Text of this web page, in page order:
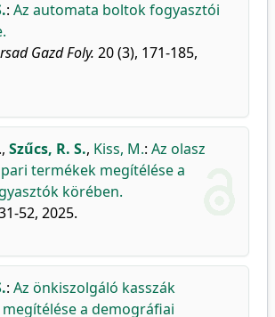
: Az automata boltok fogyasztói
Gazd Foly. 20 (3), 171-185,
, Szűcs, R. S., Kiss, M.: Az olasz
termékek megítélése a
körében.
52, 2025.
: Az önkiszolgáló kasszák
a demográfiai